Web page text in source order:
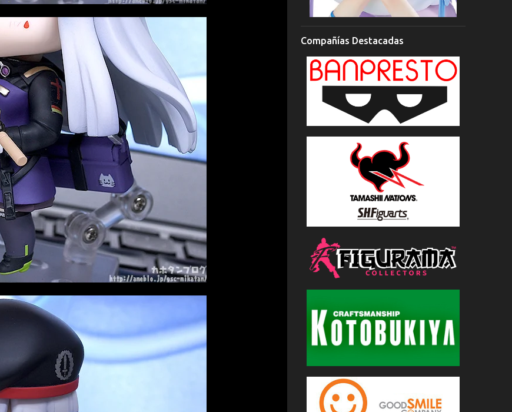
Compañías Destacadas